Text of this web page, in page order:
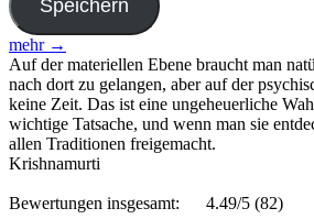
mehr →
Auf der materiellen Ebene braucht man
nach dort zu gelangen, aber auf der
keine Zeit. Das ist eine ungeheuerliche
wichtige Tatsache, und wenn man sie
allen Traditionen freigemacht.
Krishnamurti
Bewertungen insgesamt: 4.49/5 (82)